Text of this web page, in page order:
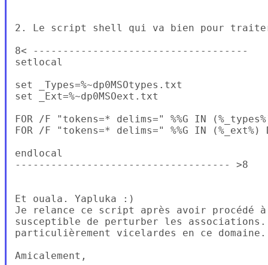
2. Le script shell qui va bien pour
8< ------------------------------------
setlocal
set _Types=%~dp0MSOtypes.txt
set _Ext=%~dp0MSOext.txt
FOR /F "tokens=* delims=" %%G IN (%_types%)
FOR /F "tokens=* delims=" %%G IN (%_ext%)
endlocal
------------------------------------ >8
Et ouala. Yapluka :)
Je relance ce script après avoir
susceptible de perturber les associations.
particulièrement vicelardes en ce domaine.
Amicalement,